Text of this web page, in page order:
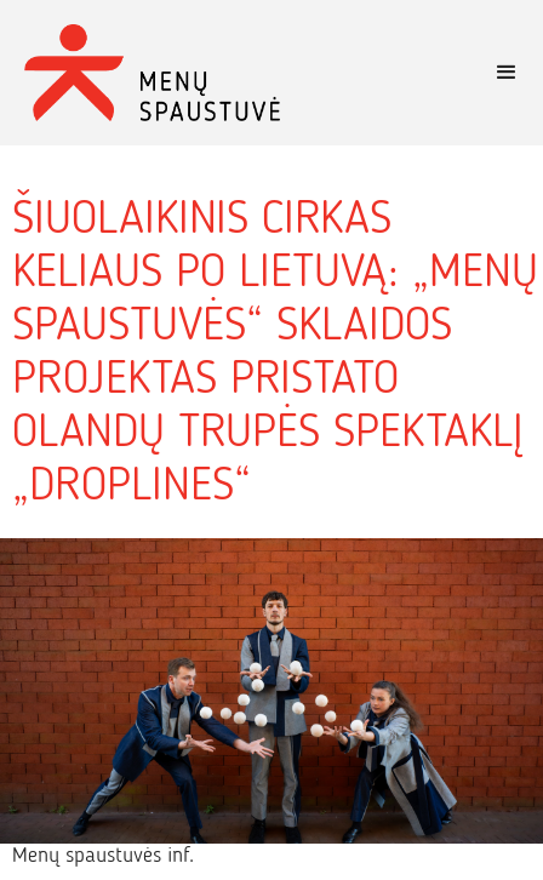
ŠIUOLAIKINIS CIRKAS
KELIAUS PO LIETUVĄ: „MENŲ
SPAUSTUVĖS“ SKLAIDOS
PROJEKTAS PRISTATO
OLANDŲ TRUPĖS SPEKTAKLĮ
„DROPLINES“
Menų spaustuvės inf.